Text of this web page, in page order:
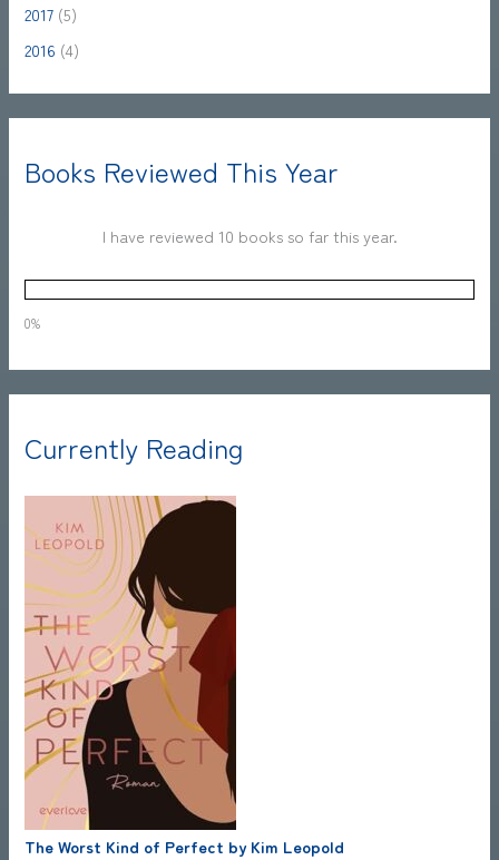
2017 (5)
2016 (4)
Books Reviewed This Year
I have reviewed 10 books so far this year.
0%
Currently Reading
The Worst Kind of Perfect by Kim Leopold